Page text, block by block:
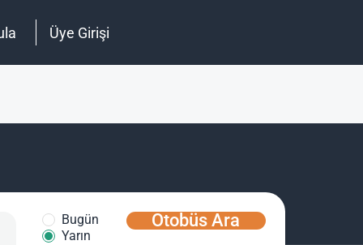
Üye Girişi
Bugün
Yarın
Otobüs Ara